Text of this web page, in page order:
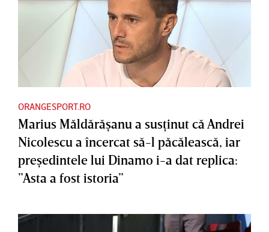
ORANGESPORT.RO
Marius Măldărăşanu a susţinut că Andrei
Nicolescu a încercat să-l păcălească, iar
preşedintele lui Dinamo i-a dat replica:
”Asta a fost istoria”